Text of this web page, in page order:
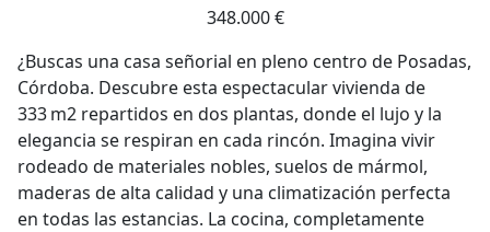
348.000 €
¿Buscas una casa señorial en pleno centro de Posadas,
Córdoba. Descubre esta espectacular vivienda de
333 m2 repartidos en dos plantas, donde el lujo y la
elegancia se respiran en cada rincón. Imagina vivir
rodeado de materiales nobles, suelos de mármol,
maderas de alta calidad y una climatización perfecta
en todas las estancias. La cocina, completamente